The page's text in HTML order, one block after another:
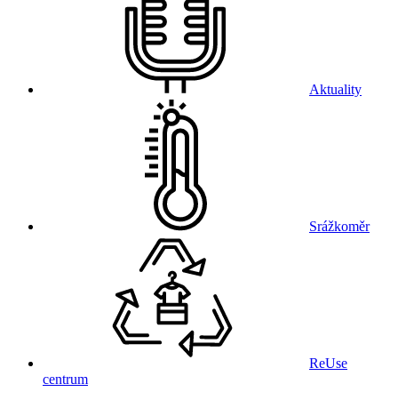
Aktuality
Srážkoměr
ReUse
centrum